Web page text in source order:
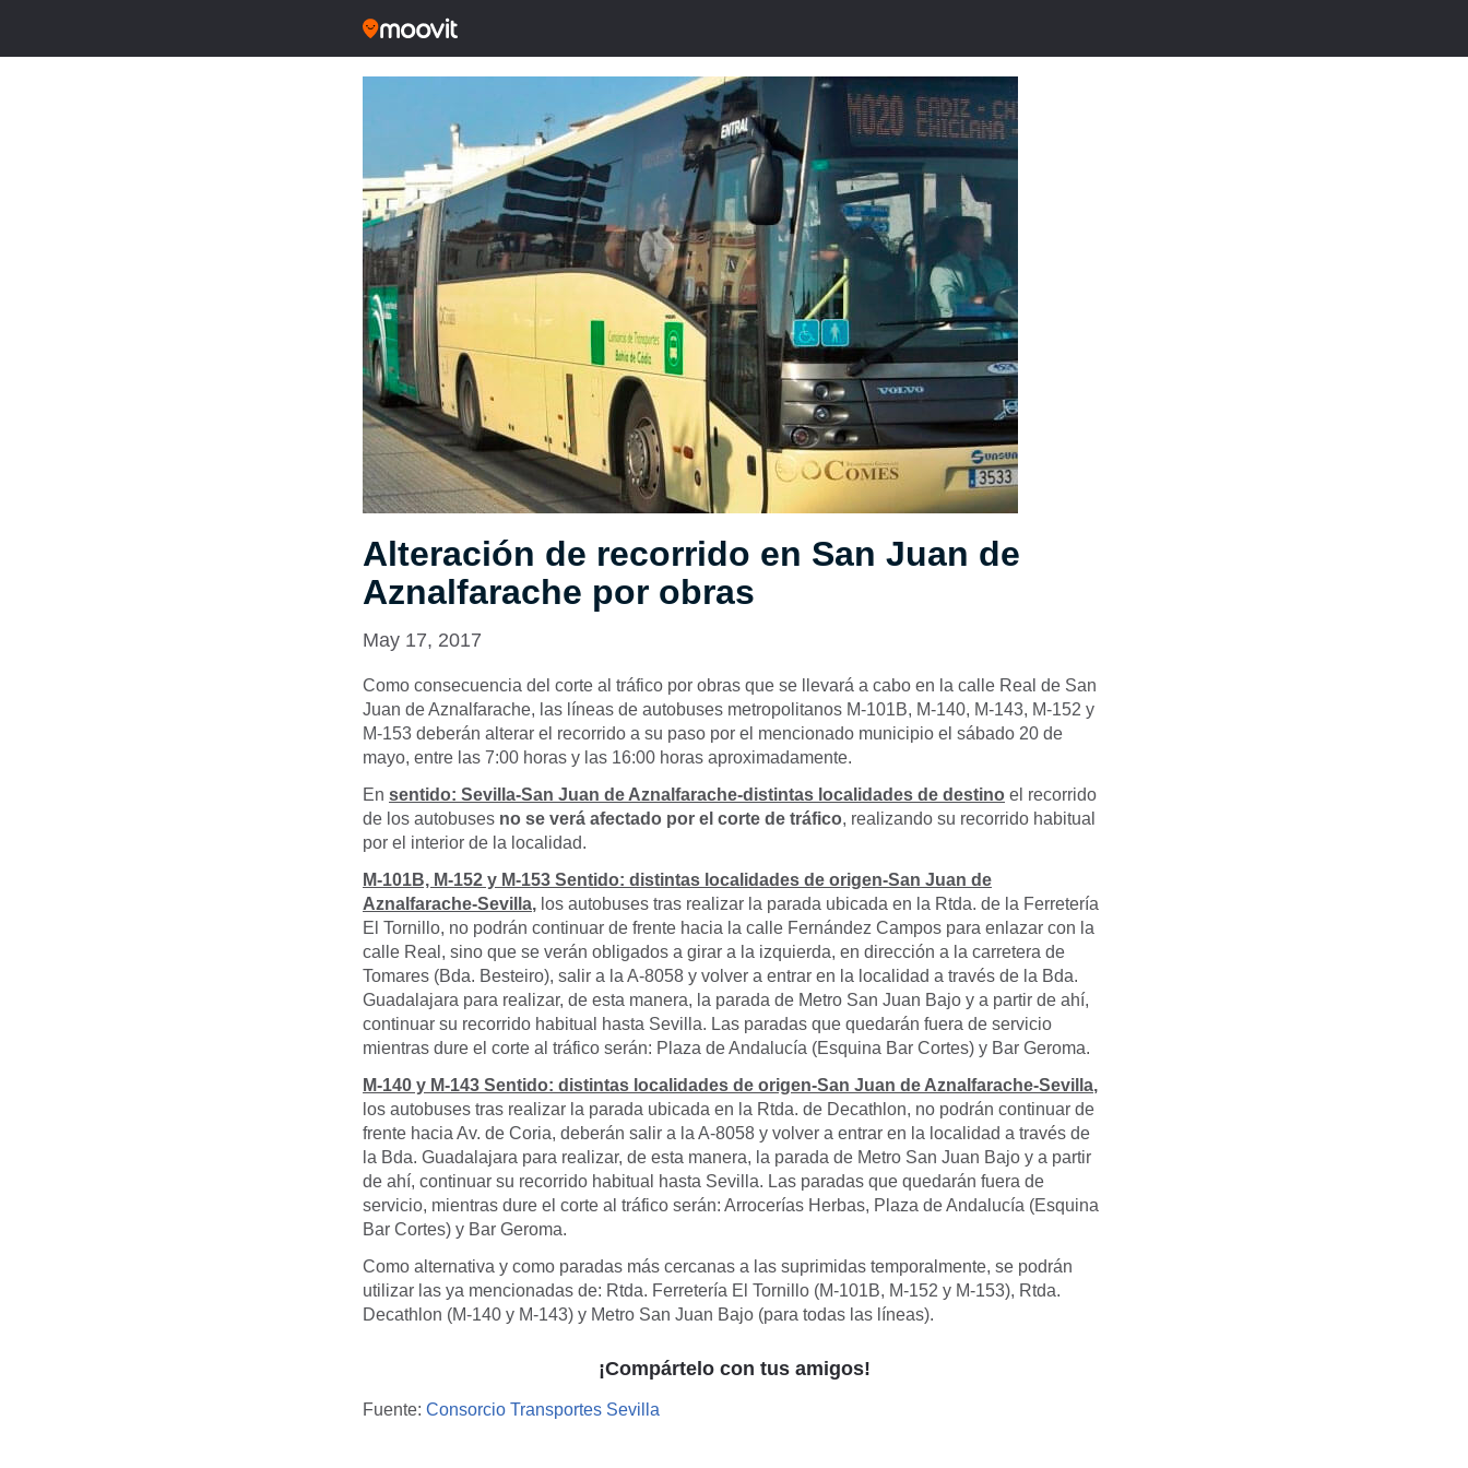
Alteración de recorrido en San Juan de
Aznalfarache por obras
May 17, 2017
Como consecuencia del corte al tráfico por obras que se llevará a cabo en la calle Real de San
Juan de Aznalfarache, las líneas de autobuses metropolitanos M-101B, M-140, M-143, M-152 y
M-153 deberán alterar el recorrido a su paso por el mencionado municipio el sábado 20 de
mayo, entre las 7:00 horas y las 16:00 horas aproximadamente.
En sentido: Sevilla-San Juan de Aznalfarache-distintas localidades de destino el recorrido
de los autobuses no se verá afectado por el corte de tráfico, realizando su recorrido habitual
por el interior de la localidad.
M-101B, M-152 y M-153 Sentido: distintas localidades de origen-San Juan de
Aznalfarache-Sevilla, los autobuses tras realizar la parada ubicada en la Rtda. de la Ferretería
El Tornillo, no podrán continuar de frente hacia la calle Fernández Campos para enlazar con la
calle Real, sino que se verán obligados a girar a la izquierda, en dirección a la carretera de
Tomares (Bda. Besteiro), salir a la A-8058 y volver a entrar en la localidad a través de la Bda.
Guadalajara para realizar, de esta manera, la parada de Metro San Juan Bajo y a partir de ahí,
continuar su recorrido habitual hasta Sevilla. Las paradas que quedarán fuera de servicio
mientras dure el corte al tráfico serán: Plaza de Andalucía (Esquina Bar Cortes) y Bar Geroma.
M-140 y M-143 Sentido: distintas localidades de origen-San Juan de Aznalfarache-Sevilla,
los autobuses tras realizar la parada ubicada en la Rtda. de Decathlon, no podrán continuar de
frente hacia Av. de Coria, deberán salir a la A-8058 y volver a entrar en la localidad a través de
la Bda. Guadalajara para realizar, de esta manera, la parada de Metro San Juan Bajo y a partir
de ahí, continuar su recorrido habitual hasta Sevilla. Las paradas que quedarán fuera de
servicio, mientras dure el corte al tráfico serán: Arrocerías Herbas, Plaza de Andalucía (Esquina
Bar Cortes) y Bar Geroma.
Como alternativa y como paradas más cercanas a las suprimidas temporalmente, se podrán
utilizar las ya mencionadas de: Rtda. Ferretería El Tornillo (M-101B, M-152 y M-153), Rtda.
Decathlon (M-140 y M-143) y Metro San Juan Bajo (para todas las líneas).
¡Compártelo con tus amigos!
Fuente: Consorcio Transportes Sevilla